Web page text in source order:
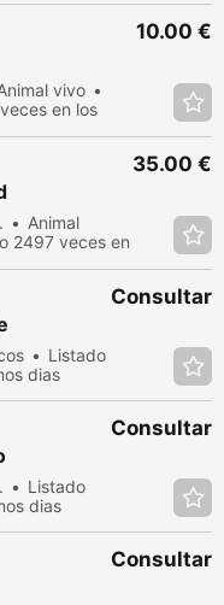
vivo
en los
10.00 €
Animal
2497 veces en
35.00 €
Listado
dias
Consultar
Listado
dias
Consultar
Consultar